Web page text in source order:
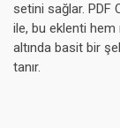
setini sağlar. PDF
ile, bu eklenti hem
altında basit bir
tanır.